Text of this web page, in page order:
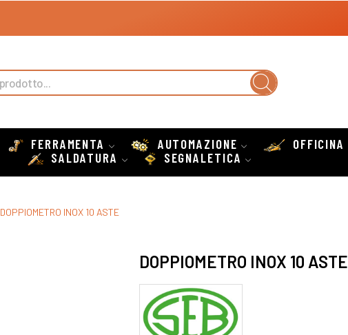
FERRAMENTA AUTOMAZIONE OFFICINA
SALDATURA
SEGNALETICA
DOPPIOMETRO INOX 10 ASTE
DOPPIOMETRO INOX 10 ASTE